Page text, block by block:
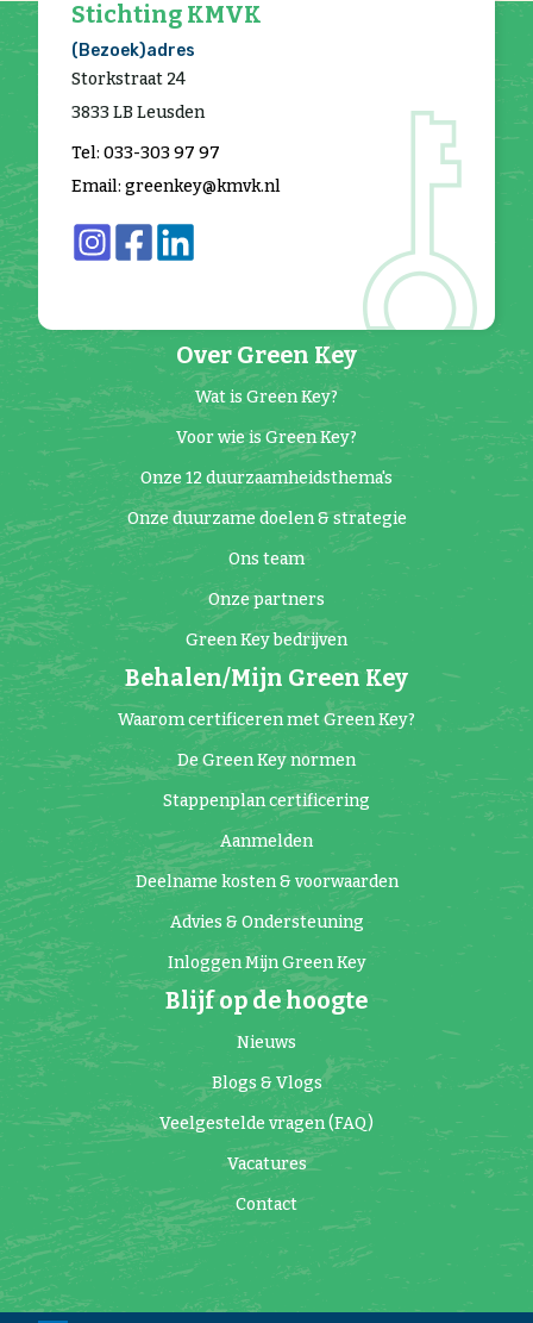
Over Green Key
Wat is Green Key?
Voor wie is Green Key?
Onze 12 duurzaamheidsthema's
Onze duurzame doelen & strategie
Ons team
Onze partners
Green Key bedrijven
Behalen/Mijn Green Key
Waarom certificeren met Green Key?
De Green Key normen
Stappenplan certificering
Aanmelden
Deelname kosten & voorwaarden
Advies & Ondersteuning
Inloggen Mijn Green Key
Blijf op de hoogte
Nieuws
Blogs & Vlogs
Veelgestelde vragen (FAQ)
Vacatures
Contact
Stichting KMVK
(Bezoek)adres
Storkstraat 24
3833 LB Leusden
Tel: 033-303 97 97
Email: greenkey@kmvk.nl